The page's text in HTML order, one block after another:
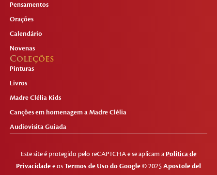
Pensamentos
Orações
Calendário
Novenas
Coleções
Pinturas
Livros
Madre Clélia Kids
Canções em homenagem a Madre Clélia
Audiovisita Guiada
Este site é protegido pelo reCAPTCHA e se aplicam a Política de
Privacidadee osTermos de Uso do Google© 2025Apostole del